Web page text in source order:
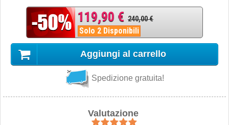
119,90 € 240,00 €
Solo 2 Disponibili
Aggiungi al carrello
Spedizione gratuita!
Valutazione